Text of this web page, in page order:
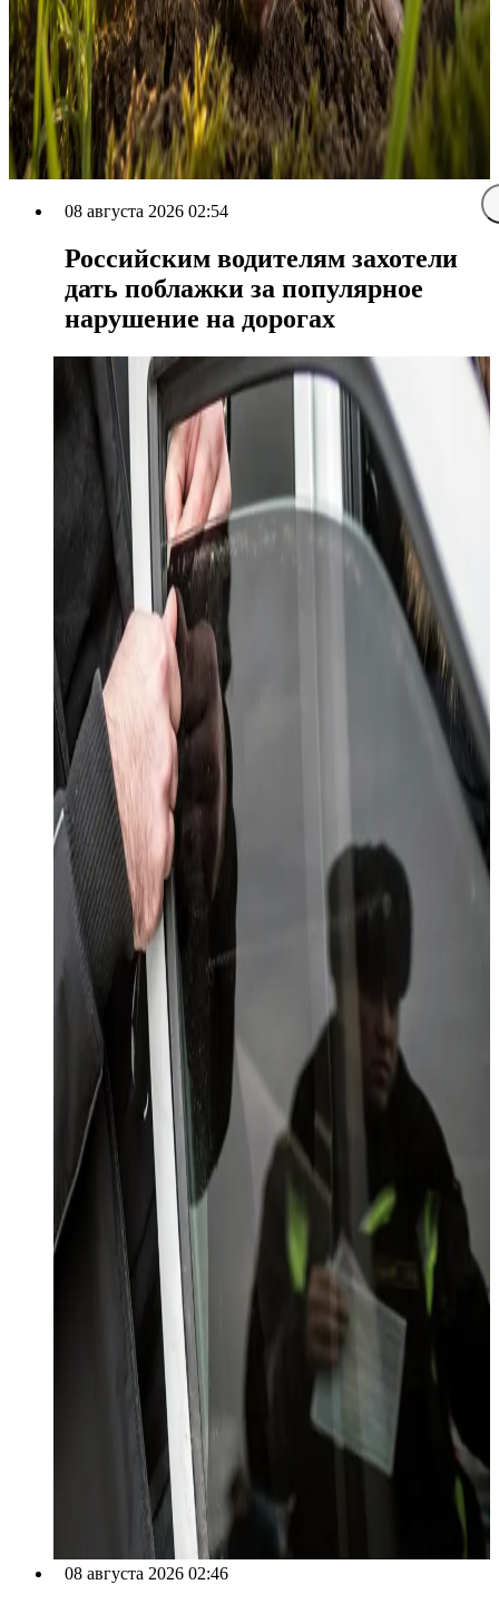
08 августа 2026 02:54
Российским водителям захотели
дать поблажки за популярное
нарушение на дорогах
08 августа 2026 02:46